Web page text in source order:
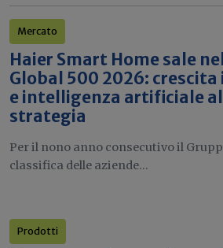
Mercato
Haier Smart Home sale
Global 500 2026:
e intelligenza artificiale
strategia
Per il nono anno consecutivo il
classifica delle aziende...
Prodotti